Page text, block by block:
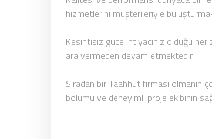
hizmetlerini müşterileriyle
Kesintisiz güce ihtiyacınız olduğu her
ara vermeden devam etmektedir.
Sıradan bir Taahhüt firması
bölümü ve deneyimli proje ekibinin